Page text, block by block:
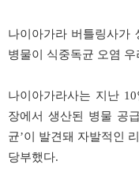
나이아가라 버틀링사가
병물이 식중독균 오염
나이아가라사는 지난
장에서 생산된 병물 공
균’이 발견돼 자발적인
당부했다.